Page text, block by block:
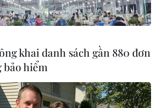
khai danh sách gần 880 đơn
bảo hiểm